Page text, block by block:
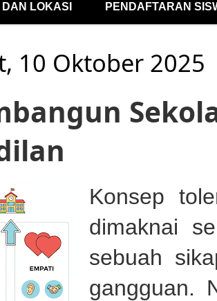
LOKASI PENDAFTARAN
10 Oktober 2025
Konsep
dimaknai
sebuah
gangguan.